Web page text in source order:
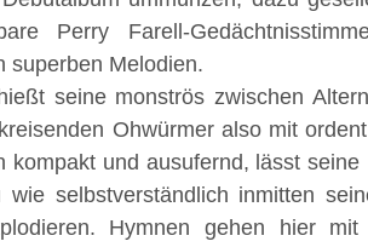
Perry Farell-
superben Melodien.
seine monströs zwischen
Ohwürmer also mit
kompakt und ausufernd, lässt
wie selbstverständlich inmitten
Hymnen gehen hier